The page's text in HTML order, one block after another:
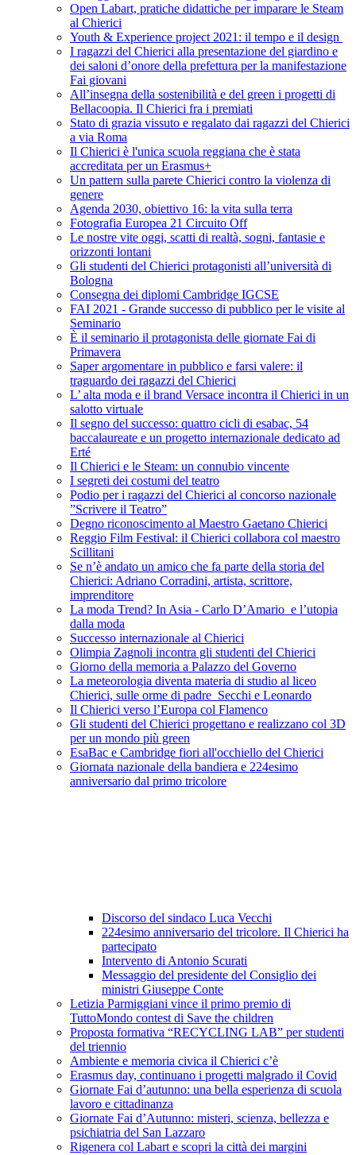
Open Labart, pratiche didattiche per imparare le Steam
al Chierici
Youth & Experience project 2021: il tempo e il design
I ragazzi del Chierici alla presentazione del giardino e
dei saloni d’onore della prefettura per la manifestazione
Fai giovani
All’insegna della sostenibilità e del green i progetti di
Bellacoopia. Il Chierici fra i premiati
Stato di grazia vissuto e regalato dai ragazzi del Chierici
a via Roma
Il Chierici è l'unica scuola reggiana che è stata
accreditata per un Erasmus+
Un pattern sulla parete Chierici contro la violenza di
genere
Agenda 2030, obiettivo 16: la vita sulla terra
Fotografia Europea 21 Circuito Off
Le nostre vite oggi, scatti di realtà, sogni, fantasie e
orizzonti lontani
Gli studenti del Chierici protagonisti all’università di
Bologna
Consegna dei diplomi Cambridge IGCSE
FAI 2021 - Grande successo di pubblico per le visite al
Seminario
È il seminario il protagonista delle giornate Fai di
Primavera
Saper argomentare in pubblico e farsi valere: il
traguardo dei ragazzi del Chierici
L’ alta moda e il brand Versace incontra il Chierici in un
salotto virtuale
Il segno del successo: quattro cicli di esabac, 54
baccalaureate e un progetto internazionale dedicato ad
Erté
Il Chierici e le Steam: un connubio vincente
I segreti dei costumi del teatro
Podio per i ragazzi del Chierici al concorso nazionale
”Scrivere il Teatro”
Degno riconoscimento al Maestro Gaetano Chierici
Reggio Film Festival: il Chierici collabora col maestro
Scillitani
Se n’è andato un amico che fa parte della storia del
Chierici: Adriano Corradini, artista, scrittore,
imprenditore
La moda Trend? In Asia - Carlo D’Amario e l’utopia
dalla moda
Successo internazionale al Chierici
Olimpia Zagnoli incontra gli studenti del Chierici
Giorno della memoria a Palazzo del Governo
La meteorologia diventa materia di studio al liceo
Chierici, sulle orme di padre Secchi e Leonardo
Il Chierici verso l’Europa col Flamenco
Gli studenti del Chierici progettano e realizzano col 3D
per un mondo più green
EsaBac e Cambridge fiori all'occhiello del Chierici
Giornata nazionale della bandiera e 224esimo
anniversario dal primo tricolore
Discorso del sindaco Luca Vecchi
224esimo anniversario del tricolore. Il Chierici ha
partecipato
Intervento di Antonio Scurati
Messaggio del presidente del Consiglio dei
ministri Giuseppe Conte
Letizia Parmiggiani vince il primo premio di
TuttoMondo contest di Save the children
Proposta formativa “RECYCLING LAB” per studenti
del triennio
Ambiente e memoria civica il Chierici c’è
Erasmus day, continuano i progetti malgrado il Covid
Giornate Fai d’autunno: una bella esperienza di scuola
lavoro e cittadinanza
Giornate Fai d’Autunno: misteri, scienza, bellezza e
psichiatria del San Lazzaro
Rigenera col Labart e scopri la città dei margini